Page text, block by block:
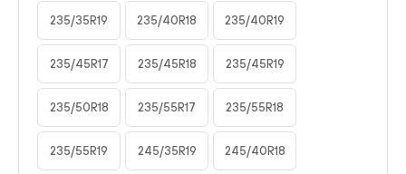
235/35R19 235/40R18 235/40R19
235/45R17 235/45R18 235/45R19
235/50R18 235/55R17 235/55R18
235/55R19 245/35R19 245/40R18